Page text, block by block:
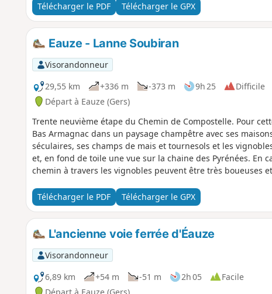
Télécharger le PDF Télécharger le GPX
Eauze - Lanne Soubiran
Visorandonneur
29,55 km
+336 m -373 m 9h 25
Difficile
Départ à Eauze (Gers)
Trente neuvième étape du Chemin de Compostelle. Pour
Bas Armagnac dans un paysage champêtre avec ses
séculaires, ses champs de mais et tournesols et les
et, en fond de toile une vue sur la chaine des Pyrénées. En
chemin à travers les vignobles peuvent être très boueuses
Télécharger le PDF Télécharger le GPX
L'ancienne voie ferrée d'Éauze
Visorandonneur
6,89 km
+54 m -51 m 2h 05
Facile
Départ à Eauze (Gers)